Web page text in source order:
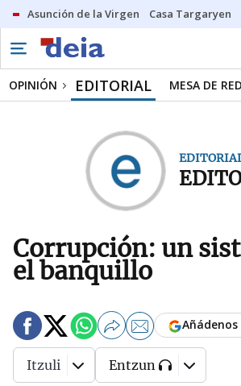
Asunción de la Virgen Casa Targaryen
OPINIÓN EDITORIAL MESA DE
Corrupción: un
el banquillo
Itzuli Entzun